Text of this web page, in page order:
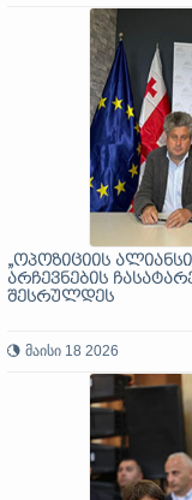
„ოპოზიციის
არჩევნების
შესრულდეს
მაისი 18 2026